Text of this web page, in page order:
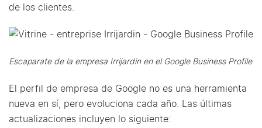
de los clientes.
Escaparate de la empresa Irrijardin en el Google Business Profile
El perfil de empresa de Google no es una herramienta
nueva en sí, pero evoluciona cada año. Las últimas
actualizaciones incluyen lo siguiente: